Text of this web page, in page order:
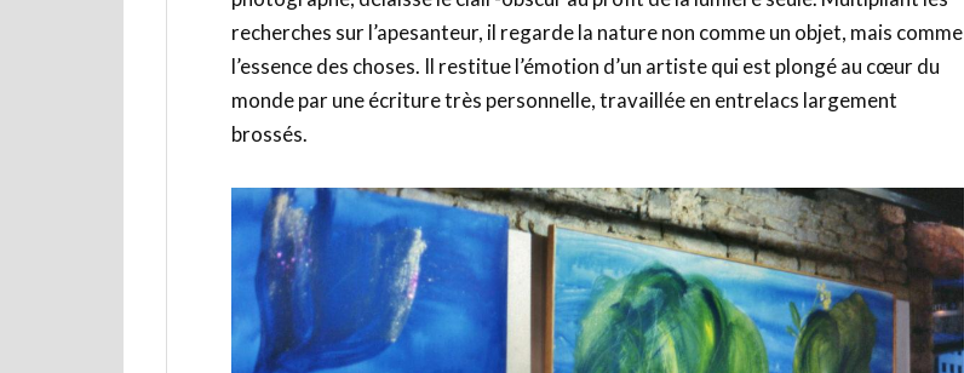
recherches sur l’apesanteur, il regarde la nature non comme un objet, mais comme
l’essence des choses. Il restitue l’émotion d’un artiste qui est plongé au cœur du
monde par une écriture très personnelle, travaillée en entrelacs largement
brossés.